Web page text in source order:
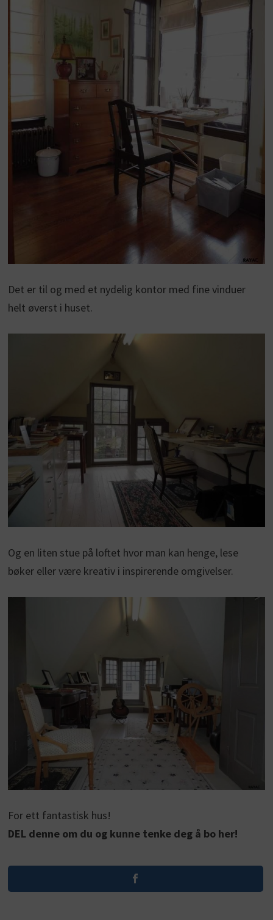
Det er til og med et nydelig kontor med fine vinduer
helt øverst i huset.
Og en liten stue på loftet hvor man kan henge, lese
bøker eller være kreativ i inspirerende omgivelser.
For ett fantastisk hus!
DEL denne om du og kunne tenke deg å bo her!